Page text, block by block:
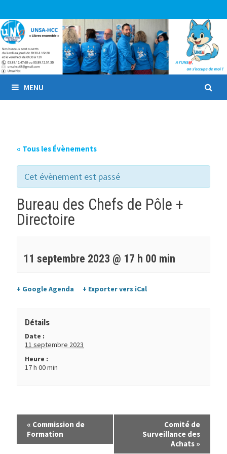
au
contenu
MENU
« Tous les Évènements
Cet évènement est passé
Bureau des Chefs de Pôle +
Directoire
11 septembre 2023 @ 17 h 00 min
+ Google Agenda + Exporter vers iCal
Détails
Date :
11 septembre 2023
Heure :
17 h 00 min
« Commission de
Formation
Comité de
Surveillance des
Achats »